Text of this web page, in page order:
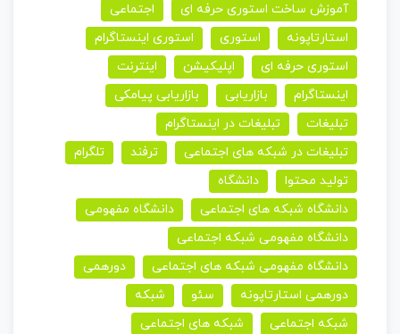
آموزش ساخت استوری حرفه ای
اجتماعی
استارتاپونه
استوری
استوری اینستاگرام
استوری حرفه ای
اپلیکیشن
اینترنت
اینستاگرام
بازاریابی
بازاریابی پیامکی
تبلیغات
تبلیغات در اینستاگرام
تبلیغات در شبکه های اجتماعی
ترفند
تلگرام
تولید محتوا
دانشگاه
دانشگاه شبکه های اجتماعی
دانشگاه مفهومی
دانشگاه مفهومی شبکه اجتماعی
دانشگاه مفهومی شبکه های اجتماعی
دورهمی
دورهمی استارتاپونه
سئو
شبکه
شبکه اجتماعی
شبکه های اجتماعی